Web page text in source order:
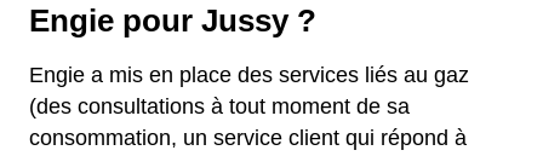
Engie pour Jussy ?
Engie a mis en place des services liés au gaz
(des consultations à tout moment de sa
consommation, un service client qui répond à